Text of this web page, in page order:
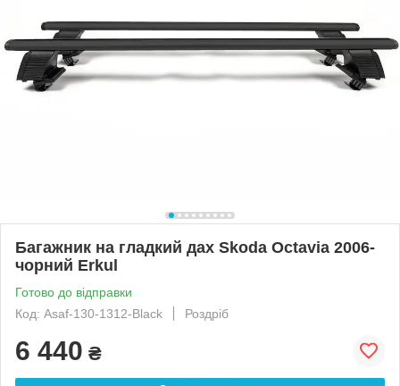
Багажник на гладкий дах Skoda Octavia 2006-
чорний Erkul
Готово до відправки
Код: Asaf-130-1312-Black
Роздріб
6 440 ₴